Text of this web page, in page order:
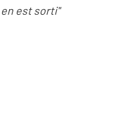
est sorti"